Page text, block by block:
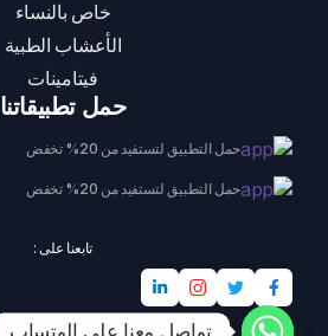
خاص بالنساء
الأعشاب الطبية
فيتامينات
حمل تطبيقاتنا
حمل التطبيق لتستفيد من 20% تخفض
حمل التطبيق لتستفيد من 20% تخفض
تابعنا على :
تواصل معنا على الوتساب